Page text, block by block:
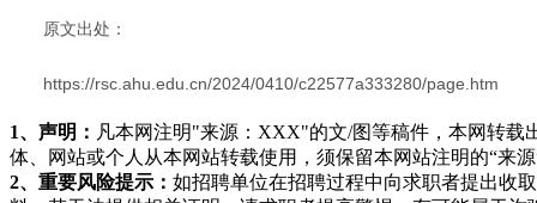
原文出处：
https://rsc.ahu.edu.cn/2024/0410/c22577a333280/page.htm
1、声明： 凡本网注明"来源：XXX"的文/图等稿件，本网转载
体、网站或个人从本网站转载使用，须保留本网站注明的“来
2、重要风险提示： 如招聘单位在招聘过程中向求职者提出收